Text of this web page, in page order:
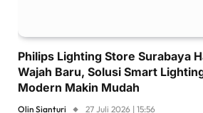
Philips Lighting Store Surabaya
Wajah Baru, Solusi Smart
Modern Makin Mudah
Olin Sianturi 27 Juli 2026 | 15:56